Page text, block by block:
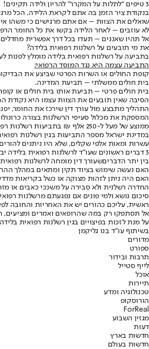
3 טיפים “לתלות על המקרר” להריון ולידה תקינים!
בנקודת ציר הזמן בה אתם לקראת הלידה, הכל מרגש ומלחיץ מאוד, לכן
שואלים את הצוות – אם אתם מרגישים כי משהו
לא עוזבים – לאחר הלידה בקשו את כל החומר
אל תהיו שאננים – תעדו בכל דרך אפשרית
את מי תובעים על רשלנות רפואית בלידה?
בתביעה על רשלנות רפואית בלידה מומלץ לפנות
התביעה עצמה היא נגד המוסד הרפואי:
קופת החולים או השרות הפרטי שביצע את
בית חולים ממשלתי – תביעת המדינה.
בית חולים פרטי – תביעת אותו בית חולים או
הסיבה שאין תובעים את הצוות עצמו היא נקודת
התהליך מתבצע מול עורך דין שירכז את החומר,
המספקת את מכלול סעיפי הרשלנות בצורה
ממוצע של מעל ל-250 אלף ₪ בתביעות רשלנות רפואית בלידה
במדינת ישראל מספר התביעות בגין רשלנות
עשרות ומאות אלפי שקלים, שלא היו ניתנים
3 דברים ראשונים שעו”ד לרשלנות רפואית בלידה יבדוק
בין יתר הדבריםשעורך דין מומחה לרשלנות רפואית
האם נעשה שימוש בציוד תקין ומתאים במהלך
האם היה ניתן לזהות מצוקה או כשל בקריאות
החדרה רשלנית ולא סבירה על משככי כאבים או
סיכום נושא ולמי פונים אם נפגעתם מרשלנות
ראשית, עליכם כהורים יש את האחריות והחובה
אל תסתפקו רק במה שהרופאים ואמרים ומציעים,
על מנת לזכות בפיצויים בגין רשלנות רפואית
בשיתוף עו"ד בנו גליקמן
מדורים
ספורט
תרבות ובידור
לייף סטייל
אוכל
תיירות
טכנולוגיה ומדע
הורוסקופ
ForReal
מגזין השבוע
דעות
חדשות בארץ
חדשות בעולם